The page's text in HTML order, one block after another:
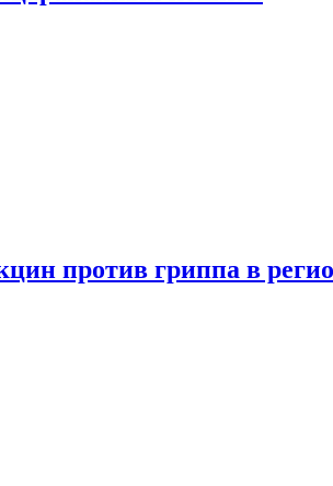
против гриппа в